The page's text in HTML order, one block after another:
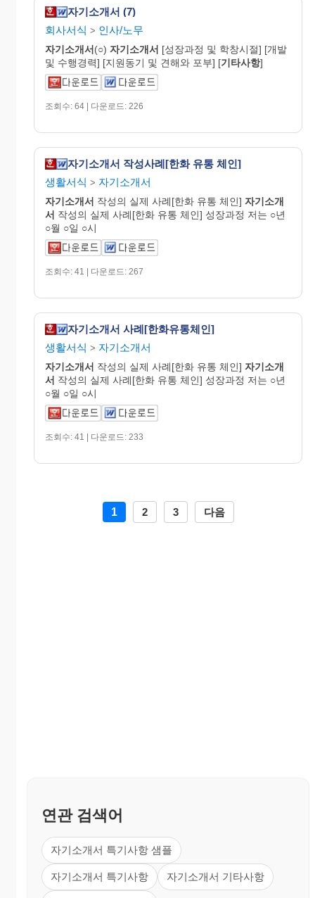
자기소개서 (7)
회사서식 > 인사/노무
자기소개서(○) 자기소개서 [성장과정 및 학창시절] [개발
및 수행경력] [지원동기 및 견해와 포부] [기타사항]
조회수: 64 | 다운로드: 226
자기소개서 작성사례[한화 유통 체인]
생활서식 > 자기소개서
자기소개서 작성의 실제 사례[한화 유통 체인] 자기소개
서 작성의 실제 사례[한화 유통 체인] 성장과정 저는 ○년
○월 ○일 ○시
조회수: 41 | 다운로드: 267
자기소개서 사례[한화유통체인]
생활서식 > 자기소개서
자기소개서 작성의 실제 사례[한화 유통 체인] 자기소개
서 작성의 실제 사례[한화 유통 체인] 성장과정 저는 ○년
○월 ○일 ○시
조회수: 41 | 다운로드: 233
1 2 3 다음
연관 검색어
자기소개서 특기사항 샘플
자기소개서 특기사항 자기소개서 기타사항